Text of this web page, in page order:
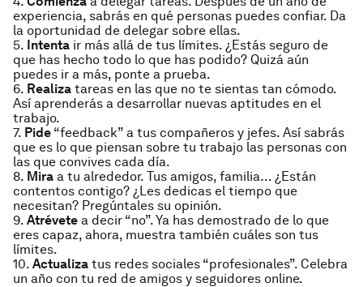
experiencia, sabrás en qué personas puedes confiar. Da
la oportunidad de delegar sobre ellas.
5. Intenta ir más allá de tus límites. ¿Estás seguro de
que has hecho todo lo que has podido? Quizá aún
puedes ir a más, ponte a prueba.
6. Realiza tareas en las que no te sientas tan cómodo.
Así aprenderás a desarrollar nuevas aptitudes en el
trabajo.
7. Pide “feedback” a tus compañeros y jefes. Así sabrás
que es lo que piensan sobre tu trabajo las personas con
las que convives cada día.
8. Mira a tu alrededor. Tus amigos, familia… ¿Están
contentos contigo? ¿Les dedicas el tiempo que
necesitan? Pregúntales su opinión.
9. Atrévete a decir “no”. Ya has demostrado de lo que
eres capaz, ahora, muestra también cuáles son tus
límites.
10. Actualiza tus redes sociales “profesionales”. Celebra
un año con tu red de amigos y seguidores online.